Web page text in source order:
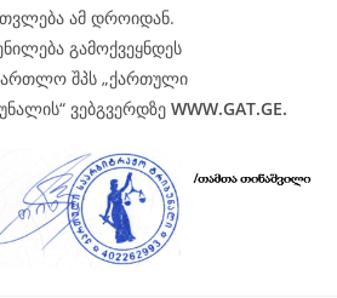
ამ დროიდან.
გამოქვეყნდეს
შპს „ქართული
ვებგვერდზე WWW.GAT.GE.